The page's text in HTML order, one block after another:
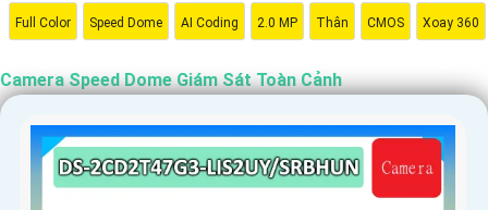
Full Color Speed Dome AI Coding 2.0 MP Thân CMOS Xoay 360
Camera Speed Dome Giám Sát Toàn Cảnh